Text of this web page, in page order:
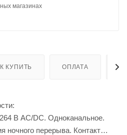
магазинах
КУПИТЬ ОПЛАТА
В AC/DC. Одноканальное.
ночного перерыва. Контакт